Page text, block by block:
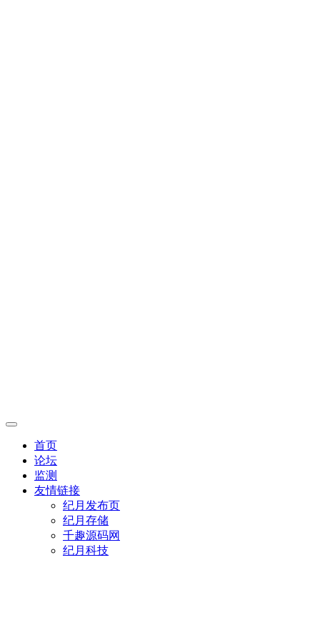
首页
论坛
监测
友情链接
纪月发布页
纪月存储
千趣源码网
纪月科技